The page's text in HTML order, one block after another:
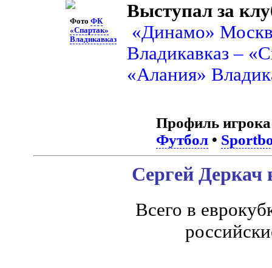
ФотоФК
«Спартак»
Владикавказ
Выступал за
«Динамо»
Владикавказ –
«Алания»
Профиль
Футбол•
Сергей Деркач
Всего в